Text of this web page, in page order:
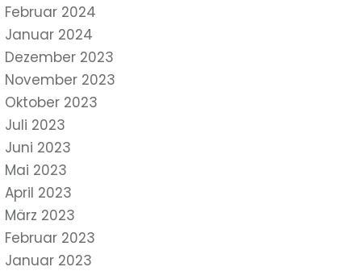
Februar 2024
Januar 2024
Dezember 2023
November 2023
Oktober 2023
Juli 2023
Juni 2023
Mai 2023
April 2023
März 2023
Februar 2023
Januar 2023